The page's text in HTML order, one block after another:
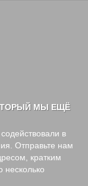
МЫ ЕЩЁ
в
Отправьте нам
кратким